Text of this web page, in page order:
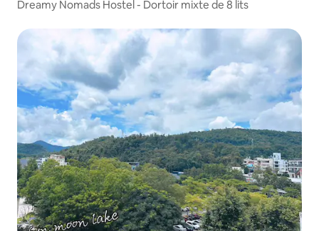
Dreamy Nomads Hostel - Dortoir mixte de 8 lits